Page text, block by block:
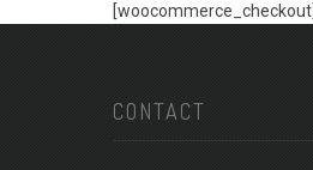
[woocommerce_checkout]
CONTACT